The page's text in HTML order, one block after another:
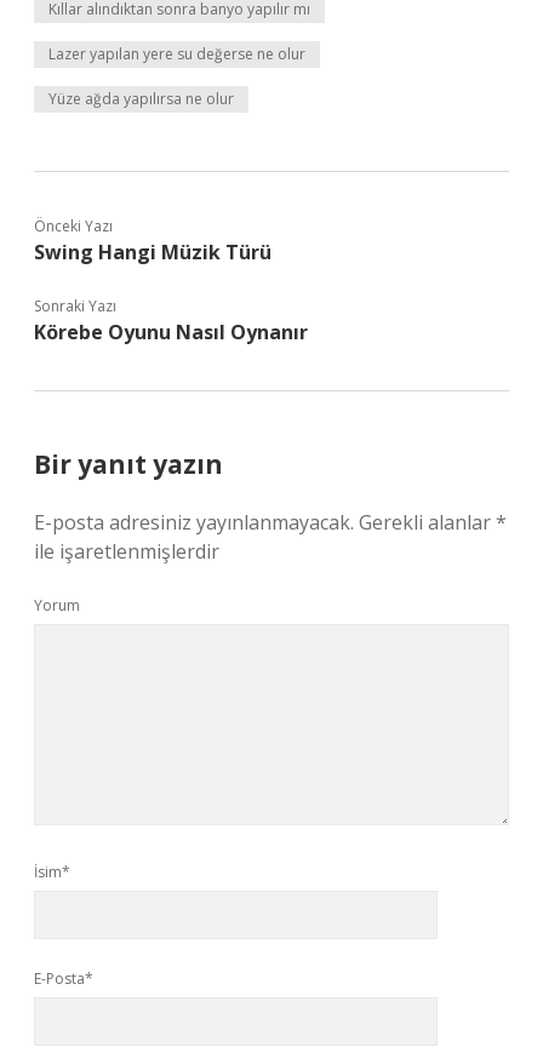
Kıllar alındıktan sonra banyo yapılır mı
Lazer yapılan yere su değerse ne olur
Yüze ağda yapılırsa ne olur
Önceki Yazı
Swing Hangi Müzik Türü
Sonraki Yazı
Körebe Oyunu Nasıl Oynanır
Bir yanıt yazın
E-posta adresiniz yayınlanmayacak. Gerekli alanlar*
ile işaretlenmişlerdir
Yorum
İsim*
E-Posta*